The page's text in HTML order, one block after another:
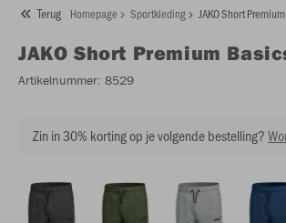
Terug Homepage Sportkleding JAKO Short
JAKO Short Premium
Artikelnummer: 8529
Zin in 30% korting op je volgende bestelling?